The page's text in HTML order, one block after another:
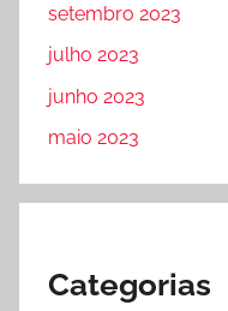
setembro 2023
julho 2023
junho 2023
maio 2023
Categorias